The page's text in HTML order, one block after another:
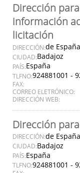
Dirección
información
licitación
DIRECCIÓN:de
CIUDAD:Badajoz
PAÍS:España
TLFNO:924881001 -
FAX:
CORREO ELETRÓNICO:
DIRECCIÓN WEB:
Dirección
DIRECCIÓN:de
CIUDAD:Badajoz
PAÍS:España
TLFNO:924881001 -